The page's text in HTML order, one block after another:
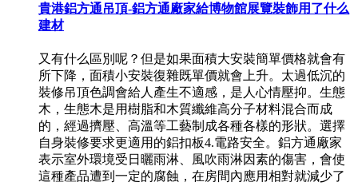
貴港鋁方通吊頂-鋁方通廠家給博物館展覽裝飾用了什么
建材
又有什么區別呢？但是如果面積大安裝簡單價格就會有
所下降，面積小安裝復雜既單價就會上升。太過低沉的
裝修吊頂色調會給人產生不適感，是人心情壓抑。生態
木，生態木是用樹脂和木質纖維高分子材料混合而成
的，經過擠壓、高溫等工藝制成各種各樣的形狀。選擇
自身裝修要求更適用的鋁扣板4.電路安全。鋁方通廠家
表示室外環境受日曬雨淋、風吹雨淋因素的傷害，會使
這種產品遭到一定的腐蝕，在房間內應用相對就減少了